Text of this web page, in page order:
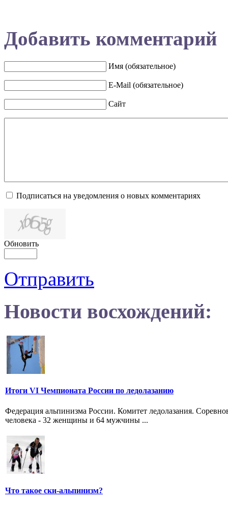
Добавить комментарий
Имя (обязательное)
E-Mail (обязательное)
Сайт
Подписаться на уведомления о новых комментариях
Обновить
Отправить
Новости восхождений:
Итоги VI Чемпионата России по ледолазанию
Федерация альпинизма России. Комитет ледолазания.
человека - 32 женщины и 64 мужчины ...
Что такое ски-альпинизм?